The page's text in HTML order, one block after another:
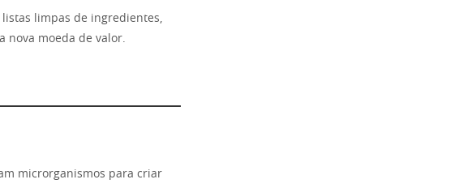
limpas de ingredientes,
nova moeda de valor.
microrganismos para criar